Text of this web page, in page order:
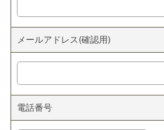
メールアドレス(確認用)
電話番号